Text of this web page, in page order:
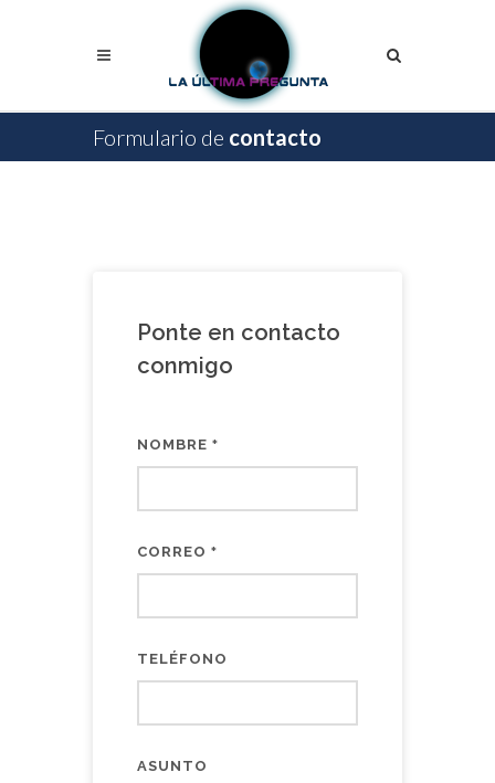
Formulario de contacto
Ponte en contacto
conmigo
NOMBRE *
CORREO *
TELÉFONO
ASUNTO